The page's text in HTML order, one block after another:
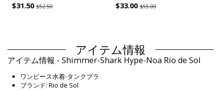
$31.50$52.50 $33.00 $55.00
アイテム情報
アイテム情報 - Shimmer-Shark Hype-Noa Rio de Sol
ワンピース水着-タンクブラ
ブランド: Rio de Sol